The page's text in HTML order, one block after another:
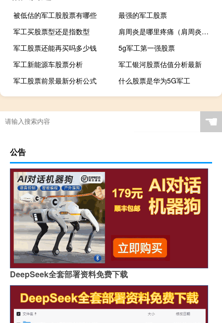
被低估的军工股股票有哪些
最强的军工股票
军工买股票型还是指数型
肩周炎是哪里疼痛（肩周炎是哪里疼）
军工股票还能再买吗多少钱
5g军工第一强股票
军工新能源车股票分析
军工银河股票估值分析最新
军工股票前景最新分析公式
什么股票是华为5G军工
☚
公告
DeepSeek全套部署资料免费下载